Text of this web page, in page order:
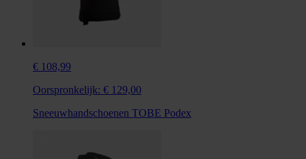
€ 108,99
Oorspronkelijk: € 129,00
Sneeuwhandschoenen TOBE Podex